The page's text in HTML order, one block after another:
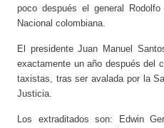
poco después el general
Nacional colombiana.
El presidente Juan Manuel
exactamente un año después del
taxistas, tras ser avalada por la
Justicia.
Los extraditados son: Edwin